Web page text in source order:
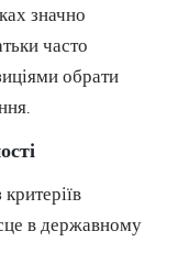
значно
часто
обрати
в державному